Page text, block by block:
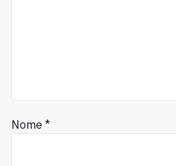
Nome *